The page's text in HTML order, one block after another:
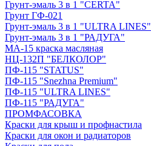
Грунт-эмаль 3 в 1 "CERTA"
Грунт ГФ-021
Грунт-эмаль 3 в 1 "ULTRA LINES"
Грунт-эмаль 3 в 1 "РАДУГА"
МА-15 краска масляная
НЦ-132П "БЕЛКОЛОР"
ПФ-115 "STATUS"
ПФ-115 "Snezhna Premium"
ПФ-115 "ULTRA LINES"
ПФ-115 "РАДУГА"
ПРОМФАСОВКА
Краски для крыш и профнастила
Краски для окон и радиаторов